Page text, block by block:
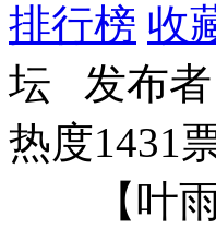
排行榜 收
坛 发布者
热度1431
【叶